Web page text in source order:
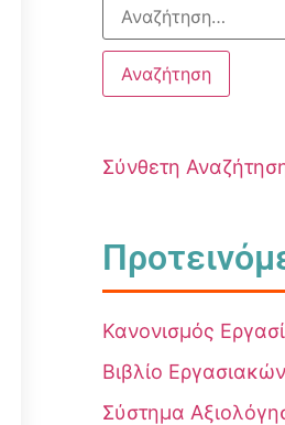
Σύνθετη
Κανονισμός
Βιβλίο
Σύστημα